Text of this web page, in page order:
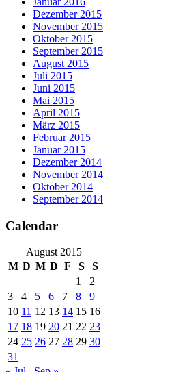
Dezember 2015
November 2015
Oktober 2015
September 2015
August 2015
Juli 2015
Juni 2015
Mai 2015
April 2015
März 2015
Februar 2015
Januar 2015
Dezember 2014
November 2014
Oktober 2014
September 2014
Calendar
August 2015
M D M D F S
S
1
2
3
4 5 6 7 8
9
10 11 12 13 14 15 16
17 18 19 20 21 22 23
24 25 26 27 28 29 30
31